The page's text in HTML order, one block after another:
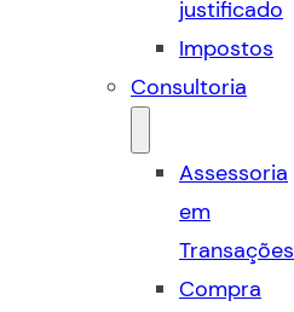
justificado
Impostos
Consultoria
Assessoria
em
Transações
Compra